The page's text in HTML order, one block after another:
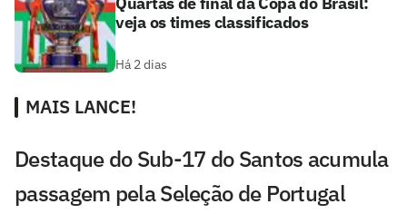
veja os times classificados
Há 2 dias
MAIS LANCE!
Destaque do Sub-17 do Santos acumula
passagem pela Seleção de Portugal